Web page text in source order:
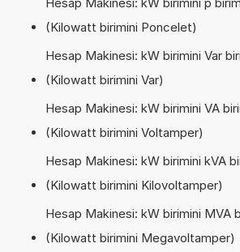
(Kilowatt birimini Poncelet)
Hesap Makinesi: kW birimini Var
(Kilowatt birimini Var)
Hesap Makinesi: kW birimini VA
(Kilowatt birimini Voltamper)
Hesap Makinesi: kW birimini kVA
(Kilowatt birimini Kilovoltamper)
Hesap Makinesi: kW birimini MVA
(Kilowatt birimini Megavoltamper)